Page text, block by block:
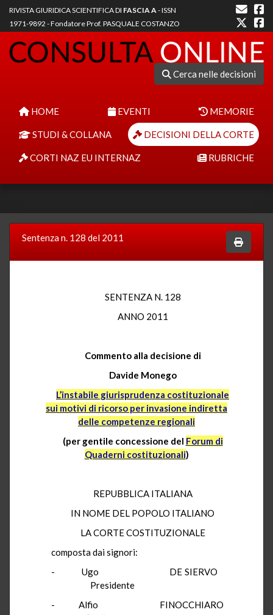
RIVISTA GIURIDICA SCIENTIFICA DI FASCIA A- ISSN
1971-9892 - Fondatore Prof. PASQUALE COSTANZO
Cerca nelle decisioni
HOME EVENTI MEMORIE
STUDI & COLLANA DECISIONI DELLA CORTE
CORTI NAZ EU INTERNAZ RUBRICHE
Sentenza n. 128 del 2011
SENTENZA N. 128
ANNO 2011
Commento alla decisione di
Davide Monego
L’instabile giurisprudenza costituzionale
sui motivi di ricorso per invasione indiretta
delle competenze regionali
(per gentile concessione del Forum di
Quaderni costituzionali)
REPUBBLICA ITALIANA
IN NOME DEL POPOLO ITALIANO
LA CORTE COSTITUZIONALE
composta dai signori:
- Ugo DE SIERVO
Presidente
- Alfio FINOCCHIARO